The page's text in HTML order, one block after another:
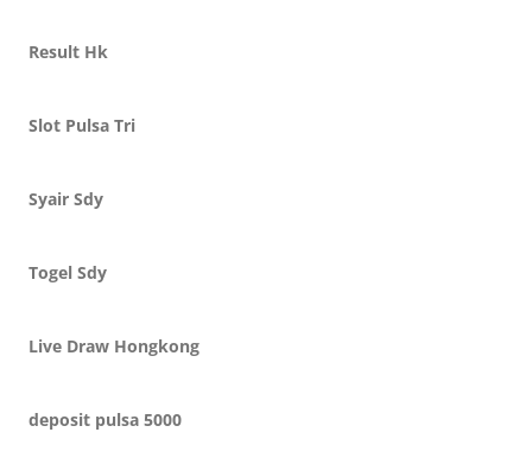
Result Hk
Slot Pulsa Tri
Syair Sdy
Togel Sdy
Live Draw Hongkong
deposit pulsa 5000